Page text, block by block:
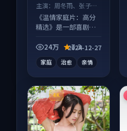
主演： 周冬雨、张子枫
等
《温情家庭片：高分
精选》是一部喜剧向
别错过，字幕区常有
24万 7.3
2024-12-27
家庭 治愈 亲情
英国 4K